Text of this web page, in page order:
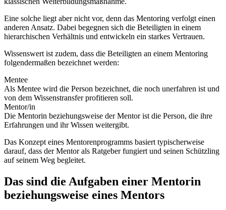
Eine solche liegt aber nicht vor, denn das Mentoring verfolgt einen
anderen Ansatz. Dabei begegnen sich die Beteiligten in einem
hierarchischen Verhältnis und entwickeln ein starkes Vertrauen.
Wissenswert ist zudem, dass die Beteiligten an einem Mentoring
folgendermaßen bezeichnet werden:
Mentee
Als Mentee wird die Person bezeichnet, die noch unerfahren ist und
von dem Wissenstransfer profitieren soll.
Mentor/in
Die Mentorin beziehungsweise der Mentor ist die Person, die ihre
Erfahrungen und ihr Wissen weitergibt.
Das Konzept eines Mentorenprogramms basiert typischerweise
darauf, dass der Mentor als Ratgeber fungiert und seinen Schützling
auf seinem Weg begleitet.
Das sind die Aufgaben einer Mentorin
beziehungsweise eines Mentors